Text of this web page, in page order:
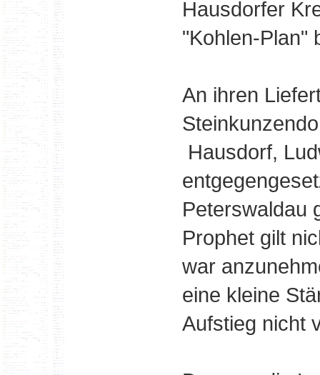
Hausdorfer
"Kohlen-Plan"
An ihren
Hausdorf,
Peterswaldau
Prophet gilt
war
eine kleine
Aufstieg nicht